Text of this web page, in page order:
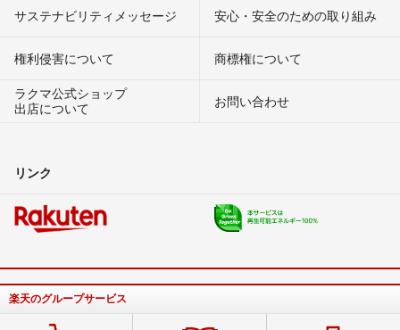
サステナビリティメッセージ 安心・安全のための取り組み
権利侵害について
商標権について
ラクマ公式ショップ
出店について
お問い合わせ
リンク
楽天のグループサービス